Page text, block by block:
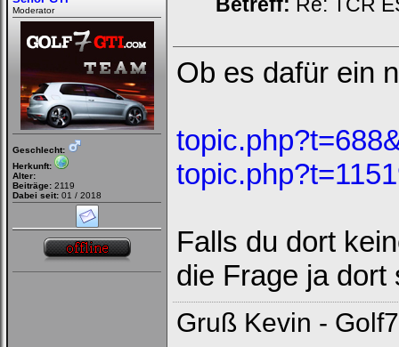
Moderator
Geschlecht:
Herkunft:
Alter:
Beiträge: 2119
Dabei seit: 01 / 2018
Ob es dafür ein
Falls du dort
die Frage ja
Gruß Kevin - Golf7